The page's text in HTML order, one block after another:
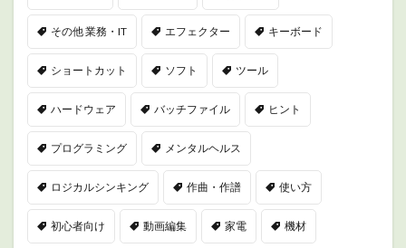
その他 業務・IT エフェクター キーボード
ショートカット ソフト ツール
ハードウェア バッチファイル ヒント
プログラミング メンタルヘルス
ロジカルシンキング 作曲・作譜 使い方
初心者向け 動画編集 家電 機材